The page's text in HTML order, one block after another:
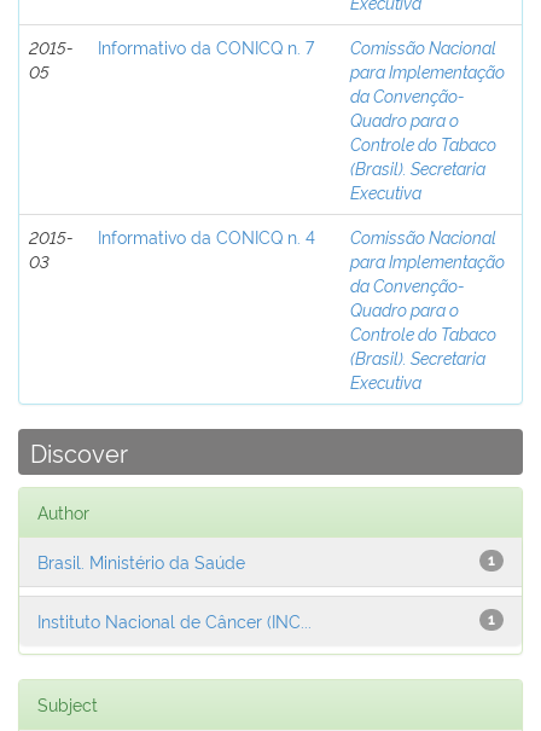
2015-
05
Informativo da CONICQ n. 7
Comissão Nacional
para Implementação
da Convenção-
Quadro para o
Controle do Tabaco
(Brasil). Secretaria
Executiva
2015-
03
Informativo da CONICQ n. 4
Comissão Nacional
para Implementação
da Convenção-
Quadro para o
Controle do Tabaco
(Brasil). Secretaria
Executiva
Discover
Author
1
Brasil. Ministério da Saúde
1
Instituto Nacional de Câncer (INC...
Subject